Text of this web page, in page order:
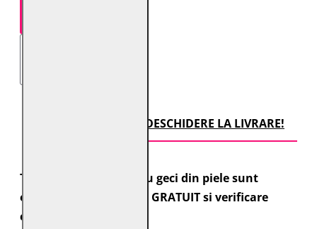
TRANSPORT CU DESCHIDERE LA LIVRARE!
Toate comenzile pentru geci din piele sunt
expediate cu transport GRATUIT si verificare
colet.